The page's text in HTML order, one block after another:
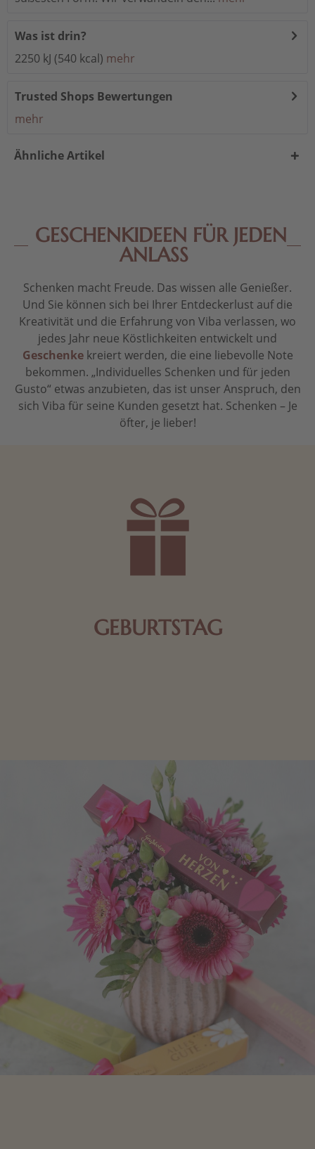
Was ist drin?
2250 kJ (540 kcal) mehr
Trusted Shops Bewertungen
mehr
Ähnliche Artikel
GESCHENKIDEEN FÜR JEDEN
ANLASS
Schenken macht Freude. Das wissen alle Genießer.
Und Sie können sich bei Ihrer Entdeckerlust auf die
Kreativität und die Erfahrung von Viba verlassen, wo
jedes Jahr neue Köstlichkeiten entwickelt und
Geschenkekreiert werden, die eine liebevolle Note
bekommen. „Individuelles Schenken und für jeden
Gusto“ etwas anzubieten, das ist unser Anspruch, den
sich Viba für seine Kunden gesetzt hat. Schenken – Je
öfter, je lieber!
GEBURTSTAG